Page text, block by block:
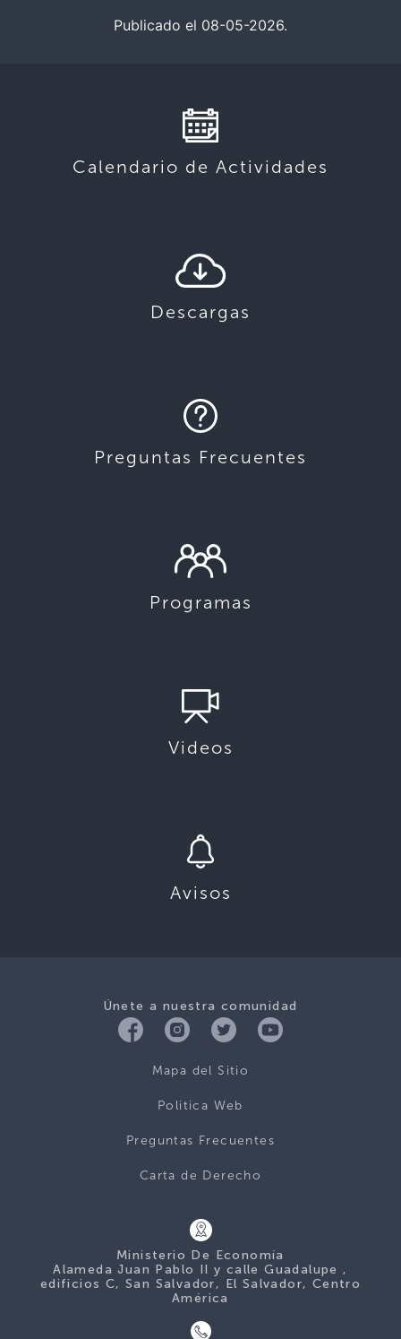
Publicado el 08-05-2026.
Calendario de Actividades
Descargas
Preguntas Frecuentes
Programas
Videos
Avisos
Únete a nuestra comunidad
Mapa del Sitio
Politica Web
Preguntas Frecuentes
Carta de Derecho
Ministerio De Economía
Alameda Juan Pablo II y calle Guadalupe ,
edificios C, San Salvador, El Salvador, Centro
América